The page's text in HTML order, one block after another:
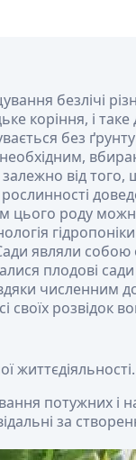
безлічі
коріння, і таке
без
залежно від
роду
являли собою
плодові сади
численним
розвідок
життєдіяльності.
потужних і
за